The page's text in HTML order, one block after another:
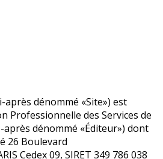
après dénommé «Site») est
Professionnelle des Services de
après dénommé «Éditeur») dont
26 Boulevard
Cedex 09, SIRET 349 786 038